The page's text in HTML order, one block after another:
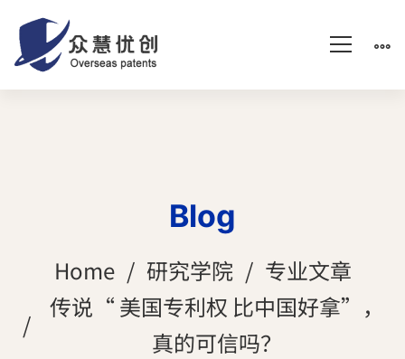
Blog
Home 研究学院
专业文章
传说“ 美国专利权 比中国好拿”，
真的可信吗？